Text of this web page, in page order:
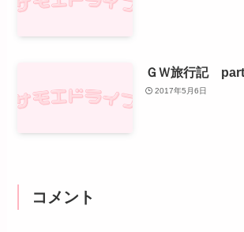
ＧＷ旅行記
2017年5月6日
コメント